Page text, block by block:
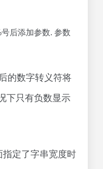
后添加参数. 参数
的数字转义符将
下只有负数显示
定了字串宽度时